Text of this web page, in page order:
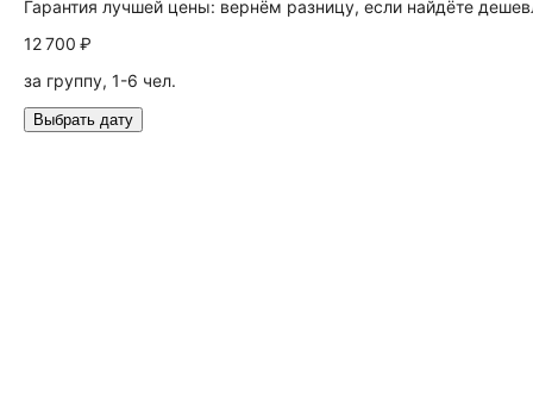
Гарантия лучшей цены: вернём разницу, если найдёте
12 700 ₽
за группу, 1-6 чел.
Выбрать дату